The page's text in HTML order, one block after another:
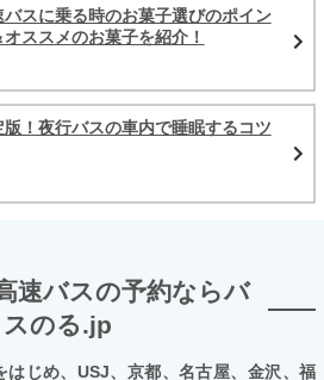
バスに乗る時のお菓子選びのポイン
オススメのお菓子を紹介！
版！夜行バスの車内で睡眠するコツ
速バスの予約ならバ
スのる.jp
じめ、USJ、京都、名古屋、金沢、福